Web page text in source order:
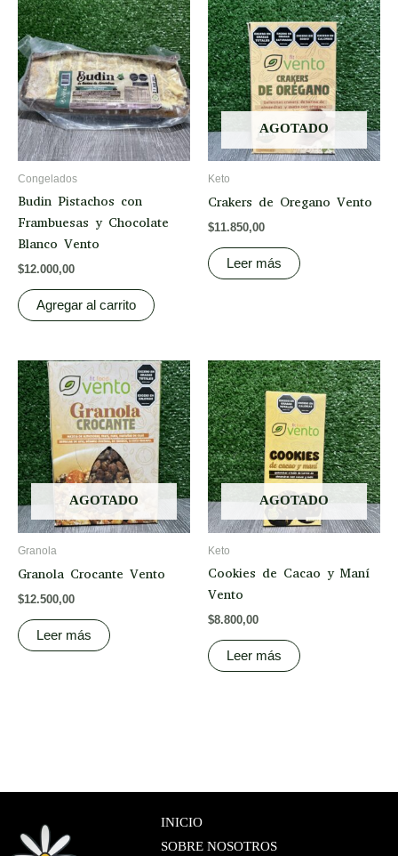
Congelados
Budin Pistachos con
Frambuesas y Chocolate
Blanco Vento
$12.000,00
Agregar al carrito
AGOTADO
Keto
Crakers de Oregano Vento
$11.850,00
Leer más
AGOTADO
Granola
Granola Crocante Vento
$12.500,00
Leer más
AGOTADO
Keto
Cookies de Cacao y Maní
Vento
$8.800,00
Leer más
INICIO
SOBRE NOSOTROS